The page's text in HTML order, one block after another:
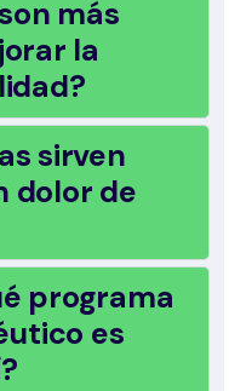
más
la
sirven
dolor de
programa
es